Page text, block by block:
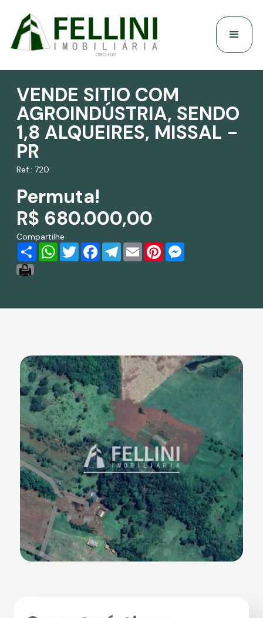
VENDE SITIO COM
AGROINDÚSTRIA, SENDO
1,8 ALQUEIRES, MISSAL -
PR
Ref.: 720
Permuta!
R$ 680.000,00
Compartilhe
Share WhatsApp
TwitterFacebookTelegram
Email Pinterest